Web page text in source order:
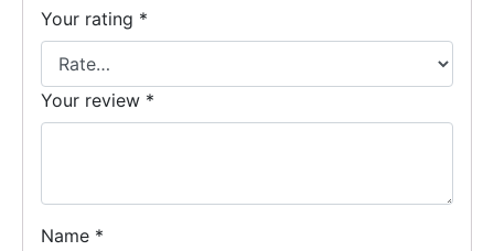
Your rating *
Your review *
Name *